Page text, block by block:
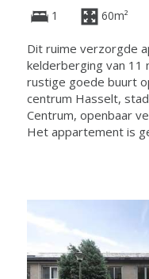
1 60m²
Dit ruime verzorgde
kelderberging van 11
rustige goede buurt
centrum Hasselt,
Centrum, openbaar
Het appartement is